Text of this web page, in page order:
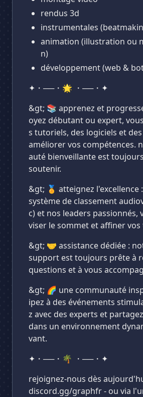
rendus 3d
instrumentales
animation (illustration ou
n)
développement (web &
✦・──・🌟 ・──・✦
&gt; 📚 apprenez et
oyez débutant ou expert,
s tutoriels, des logiciels et
améliorer vos compétences.
auté bienveillante est
soutenir.
&gt; 🏅 atteignez l'excellence
système de classement
c) et nos leaders passionnés,
viser le sommet et affiner vos
&gt; 🤝 assistance dédiée :
support est toujours prête à
questions et à vous
&gt; 🌈 une communauté
ipez à des événements
z avec des experts et
dans un environnement
vant.
✦・──・🌴 ・──・✦
rejoignez-nous dès
discord.gg/graphfr - ou via